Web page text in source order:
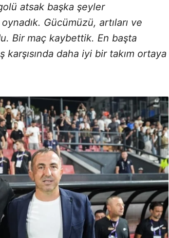
atsak başka şeyler
Gücümüzü, artıları ve
Bir maç kaybettik. En başta
karşısında daha iyi bir takım ortaya